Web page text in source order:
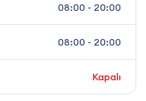
08:00 - 20:00
08:00 - 20:00
Kapalı